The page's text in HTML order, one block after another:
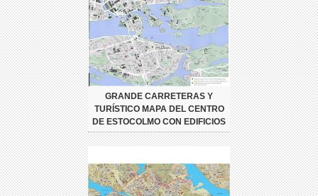
GRANDE CARRETERAS Y
TURÍSTICO MAPA DEL CENTRO
DE ESTOCOLMO CON EDIFICIOS